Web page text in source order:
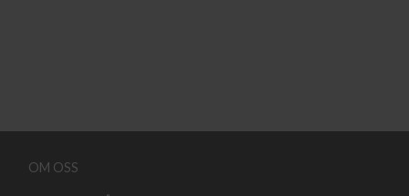
OM OSS